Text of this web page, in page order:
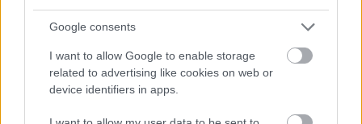
Google consents
I want to allow Google to enable storage
related to advertising like cookies on web or
device identifiers in apps.